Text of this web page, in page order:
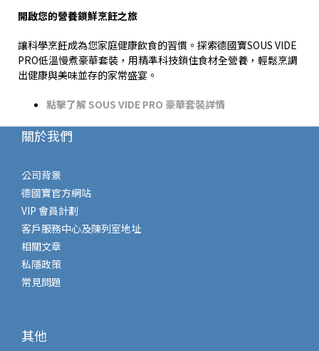
開啟您的營養鎖鮮烹飪之旅
讓科學烹飪成為您家庭健康飲食的習慣。探索德國寶SOUS VIDE
PRO低溫慢煮豪華套裝，用精準科技鎖住食材全營養，輕鬆烹調
出健康與美味並存的家常盛宴。
點擊了解 SOUS VIDE PRO 豪華套裝詳情
關於我們
公司背景
德國寶官方網站
VIP 會員計劃
客戶服務中心及陳列室地址
相關文章
私隱政策
常見問題
其他